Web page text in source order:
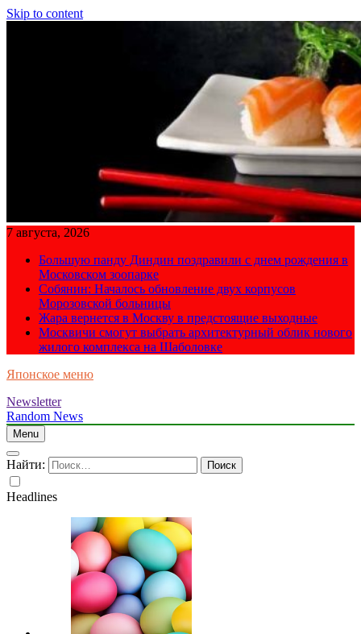
Skip to content
7 августа, 2026
Большую панду Диндин поздравили с днем рождения в
Московском зоопарке
Собянин: Началось обновление двух корпусов
Морозовской больницы
Жара вернется в Москву в предстоящие выходные
Москвичи смогут выбрать архитектурный облик нового
жилого комплекса на Шаболовке
Японское меню
Newsletter
Random News
Menu
Найти:
Headlines